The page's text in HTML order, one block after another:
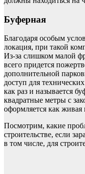
Буферная
Благодаря особым
локация, при такой
Из-за слишком малой
всего придется
дополнительной
доступ для
как раз и называется
квадратные метры с
оформляется как живая
Посмотрим, какие
строительстве, если
в том числе, для